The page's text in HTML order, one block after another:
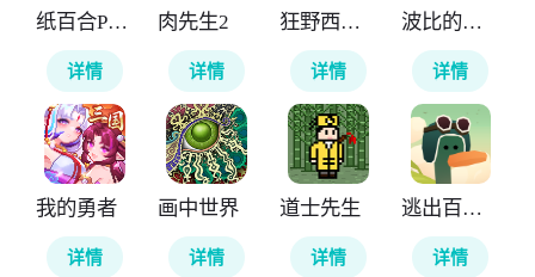
纸百合PaperLily
详情
肉先生2
详情
狂野西部矿工
详情
波比的游戏时间第五章官方正版
详情
我的勇者
详情
画中世界
详情
道士先生
详情
逃出百慕大
详情